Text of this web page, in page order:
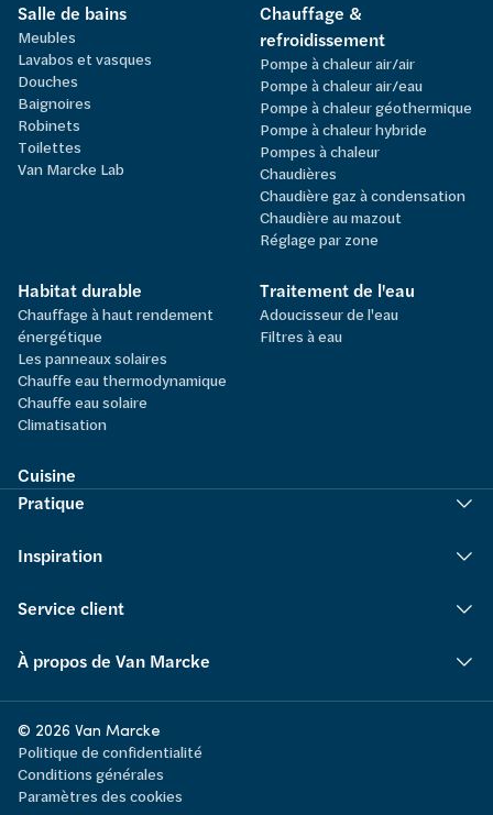
Salle de bains
Meubles
Lavabos et vasques
Douches
Baignoires
Robinets
Toilettes
Van Marcke Lab
Chauffage &
refroidissement
Pompe à chaleur air/air
Pompe à chaleur air/eau
Pompe à chaleur géothermique
Pompe à chaleur hybride
Pompes à chaleur
Chaudières
Chaudière gaz à condensation
Chaudière au mazout
Réglage par zone
Habitat durable
Chauffage à haut rendement
énergétique
Les panneaux solaires
Chauffe eau thermodynamique
Chauffe eau solaire
Climatisation
Traitement de l'eau
Adoucisseur de l'eau
Filtres à eau
Cuisine
Pratique
Inspiration
Service client
À propos de Van Marcke
© 2026 Van Marcke
Politique de confidentialité
Conditions générales
Paramètres des cookies